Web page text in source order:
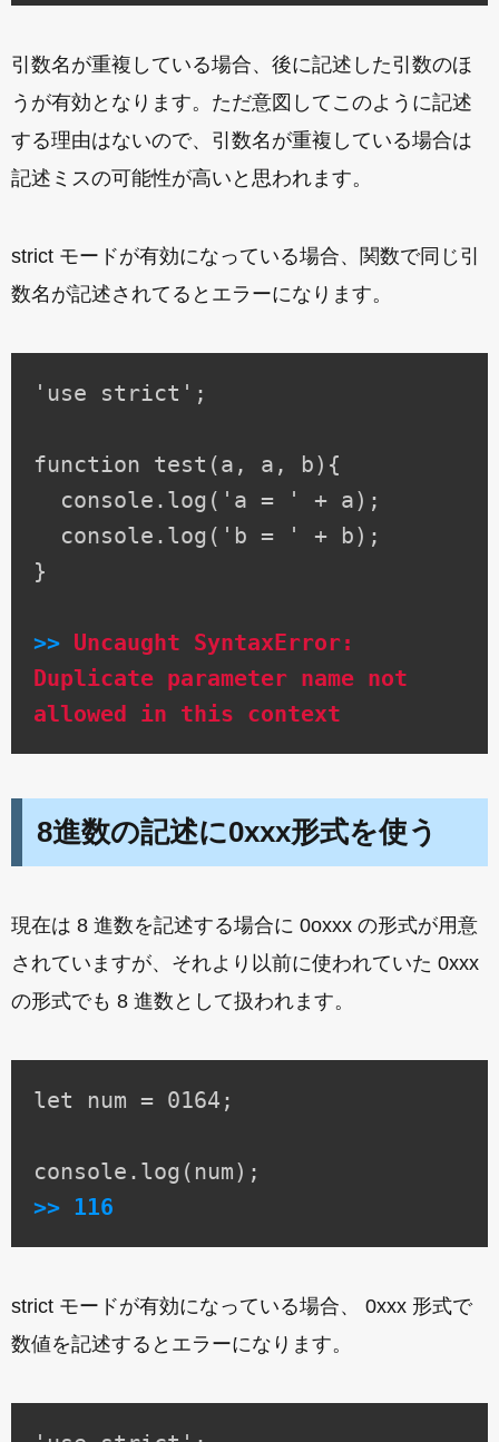
引数名が重複している場合、後に記述した引数のほ
うが有効となります。ただ意図してこのように記述
する理由はないので、引数名が重複している場合は
記述ミスの可能性が高いと思われます。
strict モードが有効になっている場合、関数で同じ引
数名が記述されてるとエラーになります。
'use strict';
function test(a, a, b){
console.log('a = ' + a);
console.log('b = ' + b);
}
>> Uncaught SyntaxError:
Duplicate parameter name not
allowed in this context
8進数の記述に0xxx形式を使う
現在は 8 進数を記述する場合に 0oxxx の形式が用意
されていますが、それより以前に使われていた 0xxx
の形式でも 8 進数として扱われます。
let num = 0164;
>> 116
strict モードが有効になっている場合、 0xxx 形式で
数値を記述するとエラーになります。